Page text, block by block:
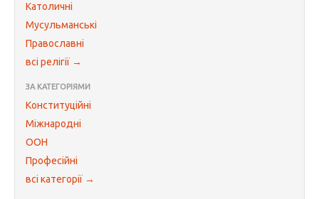
Католичні
Мусульманські
Православні
всі релігії →
ЗА КАТЕГОРІЯМИ
Конституційні
Міжнародні
ООН
Професійні
всі категорії →